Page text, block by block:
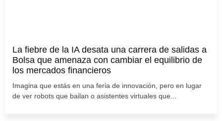
La fiebre de la IA desata una carrera de salidas a
Bolsa que amenaza con cambiar el equilibrio de
los mercados financieros
Imagina que estás en una feria de innovación, pero en lugar
de ver robots que bailan o asistentes virtuales que...